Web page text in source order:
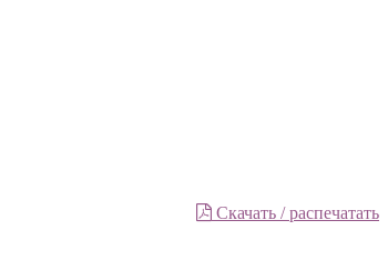
Скачать / распечатать